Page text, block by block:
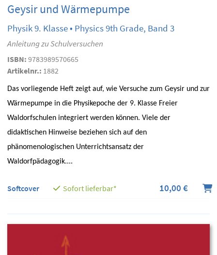
Geysir und Wärmepumpe
Physik 9. Klasse • Physics 9th Grade, Band 3
Anleitung zu Schulversuchen
ISBN: 9783989570665
Artikelnr.: 1882
Das vorliegende Heft zeigt auf, wie Versuche zum Geysir und zur
Wärmepumpe in die Physikepoche der 9. Klasse Freier
Waldorfschulen integriert werden können. Viele der
didaktischen Hinweise beziehen sich auf den
phänomenologischen Unterrichtsansatz der
Waldorfpädagogik....
Softcover Sofort lieferbar* 10,00 €